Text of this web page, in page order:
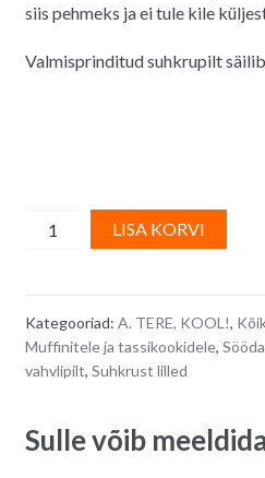
siis pehmeks ja ei tule kile
Valmisprinditud suhkrupilt
Söödav
tordipilt
suurusel
suhkrulehel
quantity
LISA KORVI
r
i
Kategooriad: A. TERE, KOOL!,
Muffinitele ja tassikookidele,
vahvlipilt, Suhkrust lilled
Sulle võib